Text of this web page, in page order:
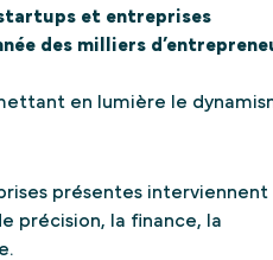
startups et entreprises
des milliers
en lumière le
présentes interviennent
précision, la finance, la